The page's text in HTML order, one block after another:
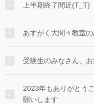
上半期終了間近(T_T)
あすがく大間々教室
受験生のみなさん、
2023年もありがとう
願いします